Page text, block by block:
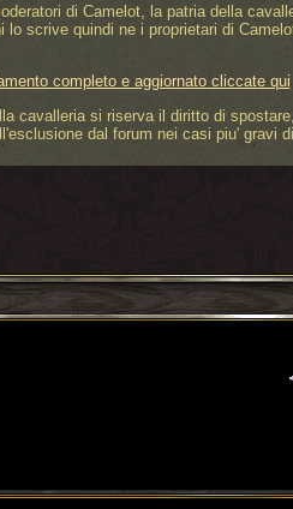
di Camelot, la patria della
scrive quindi ne i proprietari di
completo e aggiornato cliccate qui
cavalleria si riserva il diritto di
dal forum nei casi piu' gravi